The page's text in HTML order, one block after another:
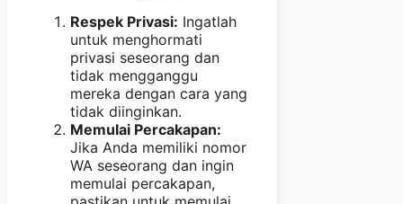
Respek Privasi: Ingatlah
untuk menghormati
privasi seseorang dan
tidak mengganggu
mereka dengan cara yang
tidak diinginkan.
Memulai Percakapan:
Jika Anda memiliki nomor
WA seseorang dan ingin
memulai percakapan,